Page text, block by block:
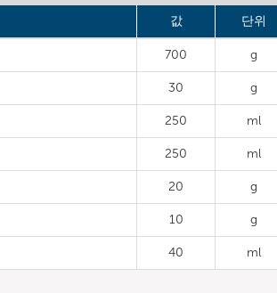
값 단위
700 g
30 g
250 ml
250 ml
20 g
10 g
40 ml